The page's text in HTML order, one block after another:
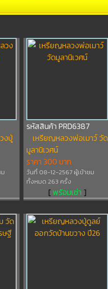
งปู่
รหัสสินค้า PRD6387
เหรียญหลวงพ่อเมาว์ วัด
มูลานิเวศน์
ราคา 300 บาท
วันที่ 08-12-2567 ผู้เข้าชม
ทั้งหมด 263 ครั้ง
[พร้อมเช่า ]